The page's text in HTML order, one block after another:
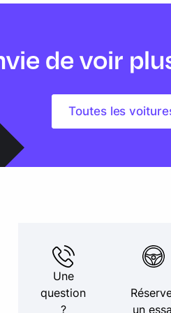
de voir
Toutes les
Une
question
?
un